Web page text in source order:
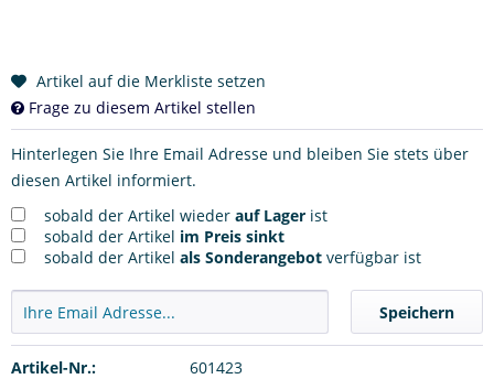
Artikel auf die Merkliste setzen
Frage zu diesem Artikel stellen
Hinterlegen Sie Ihre Email Adresse und bleiben Sie stets über
diesen Artikel informiert.
sobald der Artikel wieder auf Lager ist
sobald der Artikel im Preis sinkt
sobald der Artikel als Sonderangebot verfügbar ist
Speichern
Artikel-Nr.:
601423